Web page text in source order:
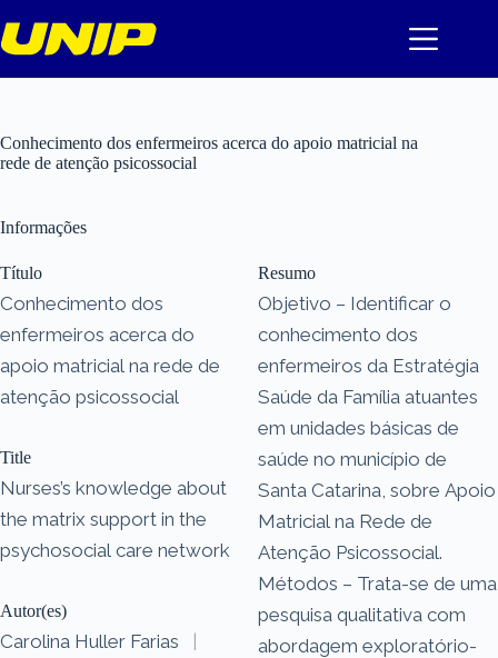
para
o
Conhecimento dos enfermeiros acerca do apoio matricial na
rede de atenção psicossocial
Informações
Título
Conhecimento dos
enfermeiros acerca do
apoio matricial na rede de
atenção psicossocial
Title
Nurses’s knowledge about
the matrix support in the
psychosocial care network
Autor(es)
Carolina Huller Farias
|
Resumo
Objetivo – Identificar o
conhecimento dos
enfermeiros da Estratégia
Saúde da Família atuantes
em unidades básicas de
saúde no município de
Santa Catarina, sobre Apoio
Matricial na Rede de
Atenção Psicossocial.
Métodos – Trata-se de uma
pesquisa qualitativa com
abordagem exploratório-